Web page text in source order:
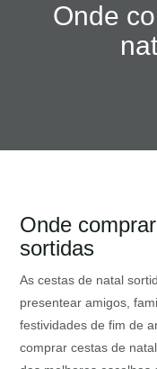
Onde
Onde
sortidas
As cestas de natal
presentear amigos,
festividades de fim de
comprar cestas de